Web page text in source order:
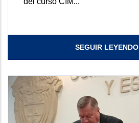
SEGUIR LEYENDO